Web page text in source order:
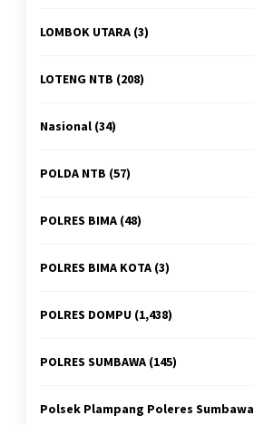
LOMBOK UTARA (3)
LOTENG NTB (208)
Nasional (34)
POLDA NTB (57)
POLRES BIMA (48)
POLRES BIMA KOTA (3)
POLRES DOMPU (1,438)
POLRES SUMBAWA (145)
Polsek Plampang Poleres Sumbawa